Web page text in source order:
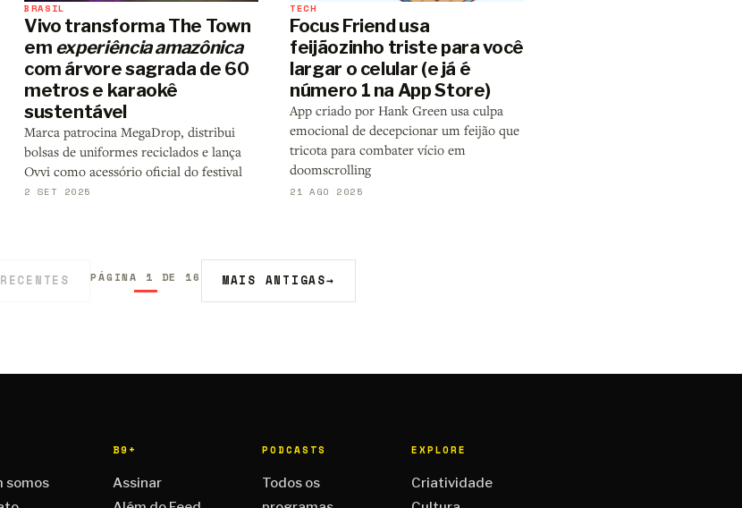
BRASIL
Vivo transforma The Town
em experiência amazônica
com árvore sagrada de 60
metros e karaokê
sustentável
Marca patrocina MegaDrop, distribui
bolsas de uniformes reciclados e lança
Ovvi como acessório oficial do festival
2 SET 2025
TECH
Focus Friend usa
feijãozinho triste para você
largar o celular (e já é
número 1 na App Store)
App criado por Hank Green usa culpa
emocional de decepcionar um feijão que
tricota para combater vício em
doomscrolling
21 AGO 2025
PÁGINA 1 DE 16 MAIS ANTIGAS→
somos
B9+
Assinar
PODCASTS
Todos os
EXPLORE
Criatividade